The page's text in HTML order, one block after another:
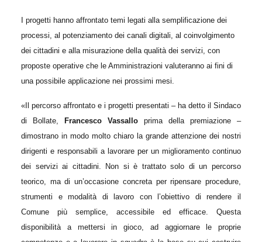
I progetti hanno affrontato temi legati alla semplificazione dei
processi, al potenziamento dei canali digitali, al coinvolgimento
dei cittadini e alla misurazione della qualità dei servizi, con
proposte operative che le Amministrazioni valuteranno ai fini di
una possibile applicazione nei prossimi mesi.
«Il percorso affrontato e i progetti presentati – ha detto il Sindaco
di Bollate, Francesco Vassallo prima della premiazione –
dimostrano in modo molto chiaro la grande attenzione dei nostri
dirigenti e responsabili a lavorare per un miglioramento continuo
dei servizi ai cittadini . Non si è trattato solo di un percorso
teorico, ma di un’occasione concreta per ripensare procedure,
strumenti e modalità di lavoro con l’obiettivo di rendere il
Comune più semplice, accessibile ed efficace. Questa
disponibilità a mettersi in gioco, ad aggiornare le proprie